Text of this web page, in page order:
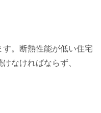
。断熱性能が低い住宅
なければならず、